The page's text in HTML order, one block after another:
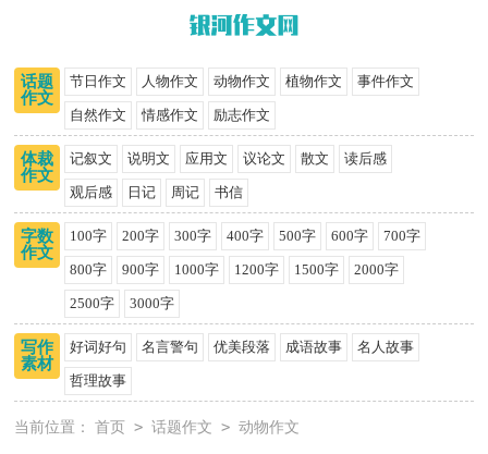
话题
作文
节日作文 人物作文 动物作文 植物作文 事件作文
自然作文 情感作文 励志作文
体裁
作文
记叙文 说明文 应用文 议论文 散文 读后感
观后感 日记 周记 书信
字数
作文
100字 200字 300字 400字 500字 600字 700字
800字 900字 1000字 1200字 1500字 2000字
2500字 3000字
写作
素材
好词好句 名言警句 优美段落 成语故事 名人故事
哲理故事
当前位置： 首页 > 话题作文 > 动物作文